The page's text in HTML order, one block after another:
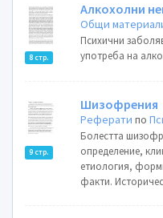
8 стр.
Алкохолни
Общи
Психични
употреба на
9 стр.
Шизофрения
Реферати по
Болестта
определение,
етиология,
факти.